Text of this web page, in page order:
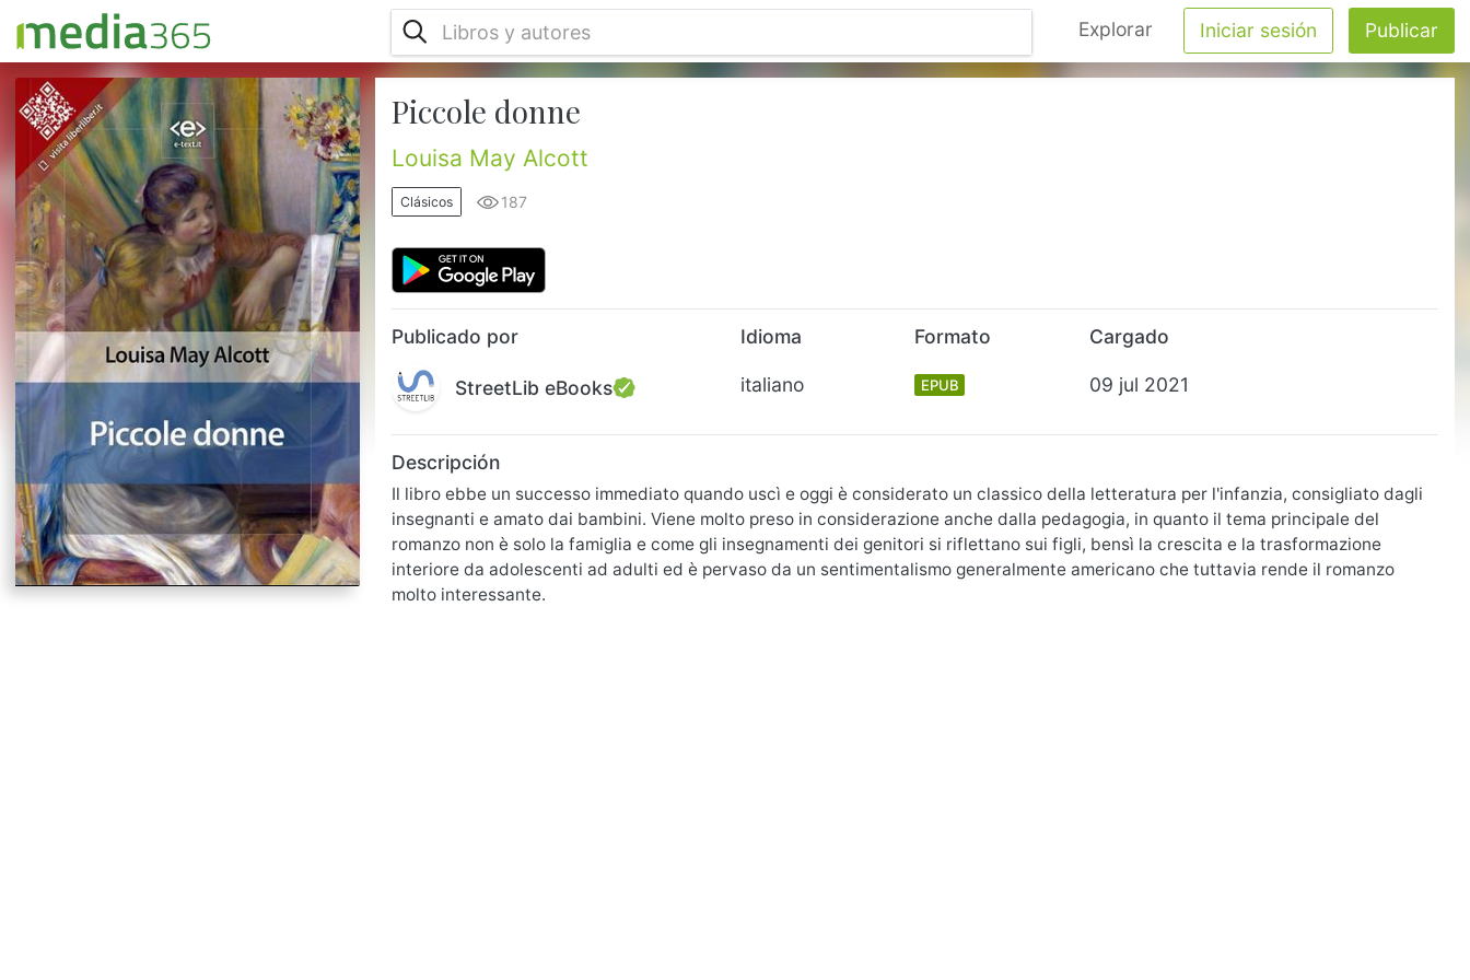
Explorar Iniciar sesión Publicar
Il libro ebbe un successo immediato
quando uscì e oggi è considerato un
classico della letteratura per l'infanzia,
consigliato dagli insegnanti e amato dai
bambini. Viene molto preso in
considerazione anche dalla pedagogia, in
quanto il tema principale del romanzo non è
solo la famiglia e come gli insegnamenti dei
genitori si riflettano sui figli, bensì la
crescita e la trasformazione interiore da...
Piccole donne
Louisa May Alcott
Clásicos 187
Publicado por
StreetLib eBooks
Idioma
italiano
Formato
EPUB
Cargado
09 jul 2021
Descripción
Il libro ebbe un successo immediato quando uscì e oggi è considerato un classico della letteratura per l'infanzia, consigliato dagli
insegnanti e amato dai bambini. Viene molto preso in considerazione anche dalla pedagogia, in quanto il tema principale del
romanzo non è solo la famiglia e come gli insegnamenti dei genitori si riflettano sui figli, bensì la crescita e la trasformazione
interiore da adolescenti ad adulti ed è pervaso da un sentimentalismo generalmente americano che tuttavia rende il romanzo
molto interessante.